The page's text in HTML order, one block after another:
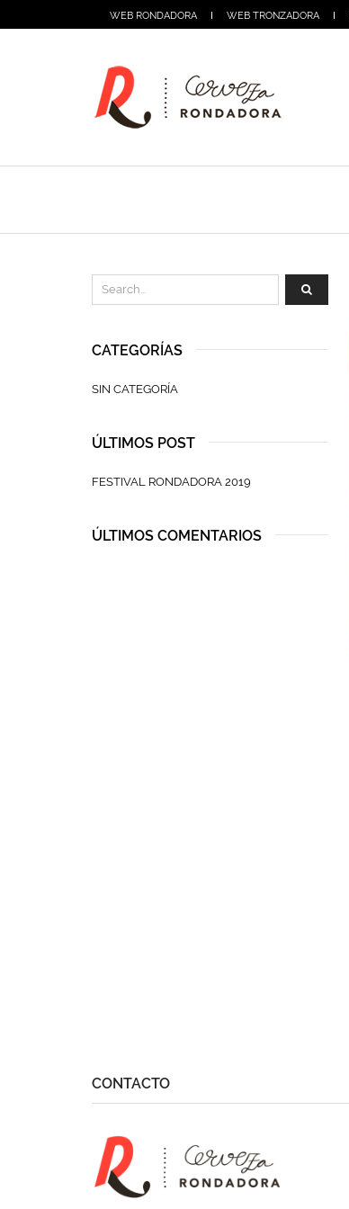
WEB RONDADORA WEB TRONZADORA
CATEGORÍAS
SIN CATEGORÍA
ÚLTIMOS POST
FESTIVAL RONDADORA 2019
ÚLTIMOS COMENTARIOS
CONTACTO